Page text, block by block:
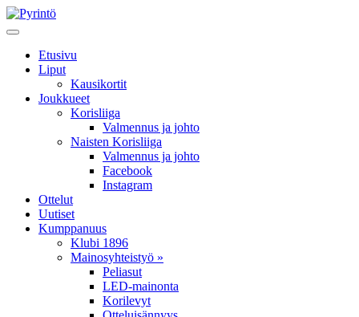
Etusivu
Liput
Kausikortit
Joukkueet
Korisliiga
Valmennus ja johto
Naisten Korisliiga
Valmennus ja johto
Facebook
Instagram
Ottelut
Uutiset
Kumppanuus
Klubi 1896
Mainosyhteistyö »
Peliasut
LED-mainonta
Korilevyt